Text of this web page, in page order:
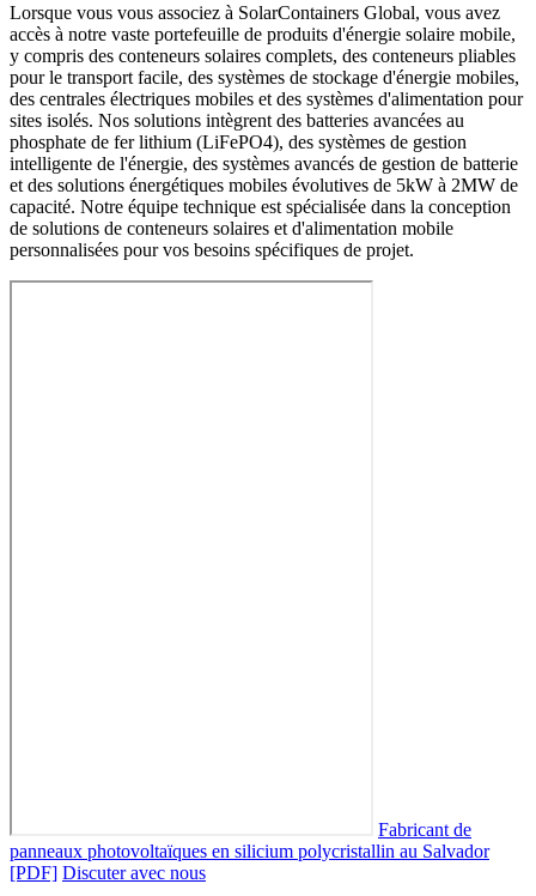
Lorsque vous vous associez à SolarContainers Global, vous avez
accès à notre vaste portefeuille de produits d'énergie solaire mobile,
y compris des conteneurs solaires complets, des conteneurs pliables
pour le transport facile, des systèmes de stockage d'énergie mobiles,
des centrales électriques mobiles et des systèmes d'alimentation pour
sites isolés. Nos solutions intègrent des batteries avancées au
phosphate de fer lithium (LiFePO4), des systèmes de gestion
intelligente de l'énergie, des systèmes avancés de gestion de batterie
et des solutions énergétiques mobiles évolutives de 5kW à 2MW de
capacité. Notre équipe technique est spécialisée dans la conception
de solutions de conteneurs solaires et d'alimentation mobile
personnalisées pour vos besoins spécifiques de projet.
Fabricant de
panneaux photovoltaïques en silicium polycristallin au Salvador
[PDF] Discuter avec nous